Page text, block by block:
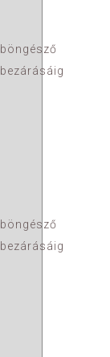
böngésző
bezárásáig
böngésző
bezárásáig